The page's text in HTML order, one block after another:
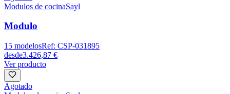
Modulos de cocinaSayl
Modulo
15 modelosRef: CSP-031895
desde3.426,87 €
Ver producto
Agotado